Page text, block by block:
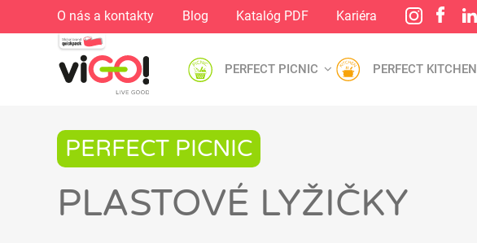
O nás a kontakty Blog Katalóg PDF Kariéra
PERFECT PICNIC PERFECT KITCHEN
PERFECT PICNIC
PLASTOVÉ LYŽIČKY